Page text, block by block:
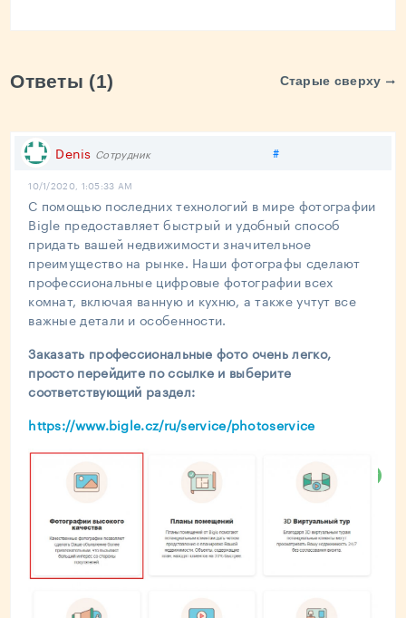
Ответы (1) Старые сверху
Denis Сотрудник #Поделиться
10/1/2020, 1:05:33 AM
C помощью последних технологий в мире фотографии
Bigle предоставляет быстрый и удобный способ
придать вашей недвижимости значительное
преимущество на рынке. Наши фотографы сделают
профессиональные цифровые фотографии всех
комнат, включая ванную и кухню, а также учтут все
важные детали и особенности.
Заказать профессиональные фото очень легко,
просто перейдите по ссылке и выберите
соответствующий раздел:
https://www.bigle.cz/ru/service/photoservice